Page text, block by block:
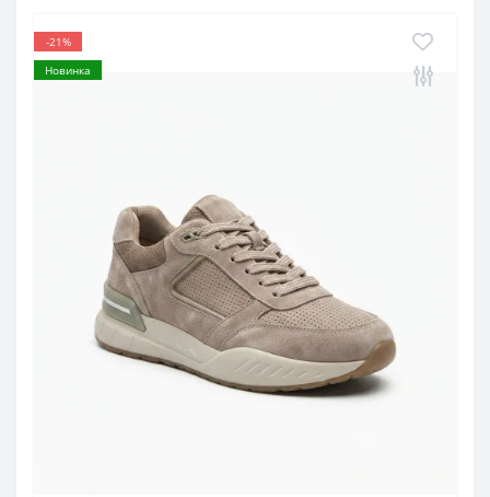
-21%
Новинка